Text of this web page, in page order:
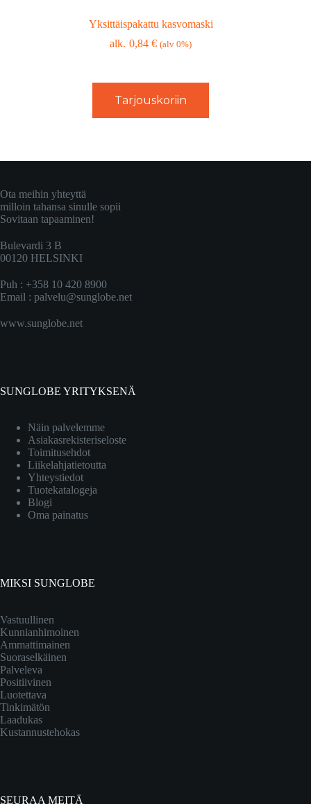
Yksittäispakattu kasvomaski
0,84€ (alv 0%)
Tarjouskoriin
Ota meihin yhteyttä
milloin tahansa sinulle sopii
Sovitaan tapaaminen!
Bulevardi 3 B
00120 HELSINKI
Puh : +358 10 420 8900
Email : palvelu@sunglobe.net
www.sunglobe.net
SUNGLOBE YRITYKSENÄ
Näin palvelemme
Asiakasrekisteriseloste
Toimitusehdot
Liikelahjatietoutta
Yhteystiedot
Tuotekatalogeja
Blogi
Oma painatus
MIKSI SUNGLOBE
Vastuullinen
Kunnianhimoinen
Ammattimainen
Suoraselkäinen
Palveleva
Positiivinen
Luotettava
Tinkimätön
Laadukas
Kustannustehokas
SEURAA MEITÄ